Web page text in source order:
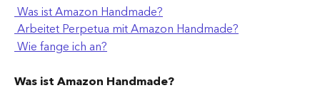
Was ist Amazon Handmade?
Arbeitet Perpetua mit Amazon Handmade?
Wie fange ich an?
Was ist Amazon Handmade?